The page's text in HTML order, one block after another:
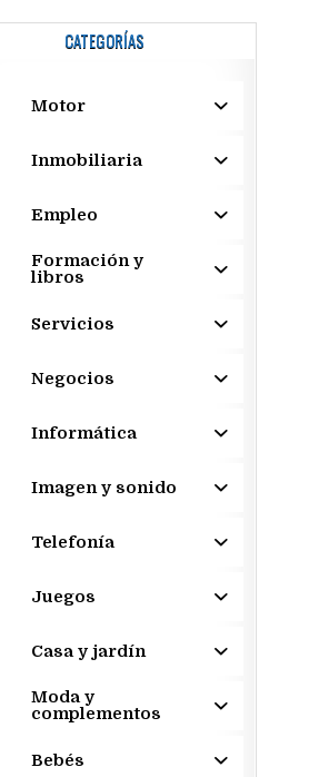
CATEGORÍAS
Motor
Inmobiliaria
Empleo
Formación y
libros
Servicios
Negocios
Informática
Imagen y sonido
Telefonía
Juegos
Casa y jardín
Moda y
complementos
Bebés